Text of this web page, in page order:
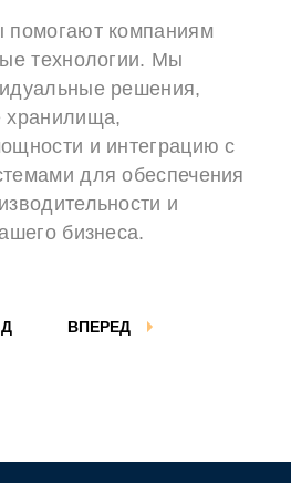
компаниям
технологии. Мы
решения,
хранилища,
и интеграцию с
для обеспечения
и
бизнеса.
ВПЕРЕД